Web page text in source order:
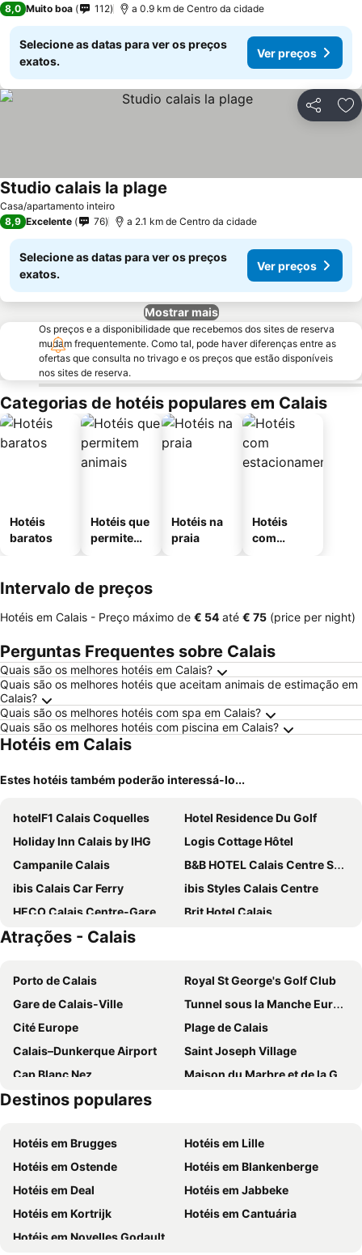
8,0 Muito boa 112 a 0.9 km de Centro da cidade
Selecione as datas para ver os preços
exatos.
Ver preços
Partilhar
Casa/apartamento inteiro
Studio calais la plage
8,9 Excelente 76 a 2.1 km de Centro da cidade
Selecione as datas para ver os preços
exatos.
Ver preços
Mostrar mais
Os preços e a disponibilidade que recebemos dos sites de reserva
mudam frequentemente. Como tal, pode haver diferenças entre as
ofertas que consulta no trivago e os preços que estão disponíveis
nos sites de reserva.
Categorias de hotéis populares em Calais
Hotéis
baratos
Hotéis que
permitem
Hotéis na
praia
Hotéis
com
Intervalo de preços
Hotéis em Calais - Preço máximo de ‎€ 54 até ‎€ 75 (price per night)
Perguntas Frequentes sobre Calais
Quais são os melhores hotéis em Calais?
Quais são os melhores hotéis que aceitam animais de estimação em
Calais?
Quais são os melhores hotéis com spa em Calais?
Quais são os melhores hotéis com piscina em Calais?
Hotéis em Calais
Estes hotéis também poderão interessá-lo...
hotelF1 Calais Coquelles
Hotel Residence Du Golf
Holiday Inn Calais by IHG
Logis Cottage Hôtel
Campanile Calais
B&B HOTEL Calais Centre Saint-Pierre
ibis Calais Car Ferry
ibis Styles Calais Centre
HECO Calais Centre-Gare
Brit Hotel Calais
Hotel Meurice
Metropol Hotel
Breeze Hotel
B&B HOTEL Calais Terminal Cité de l'Europe 2 étoiles
Hotel Le Bellevue
Chateau De Cocove
Hôtel du Beffroi Gravelines Dunkerque
Atrações - Calais
Porto de Calais
Royal St George's Golf Club
Gare de Calais-Ville
Tunnel sous la Manche Eurotunnel
Cité Europe
Plage de Calais
Calais–Dunkerque Airport
Saint Joseph Village
Cap Blanc Nez
Maison du Marbre et de la Géologie
La Rue de Lille
Le Palais de l'Univers et des Sciences
Dennlys Parc
The Leas Cliff Hall
Destinos populares
Hotéis em Brugges
Hotéis em Lille
Hotéis em Ostende
Hotéis em Blankenberge
Hotéis em Deal
Hotéis em Jabbeke
Hotéis em Kortrijk
Hotéis em Cantuária
Hotéis em Noyelles Godault